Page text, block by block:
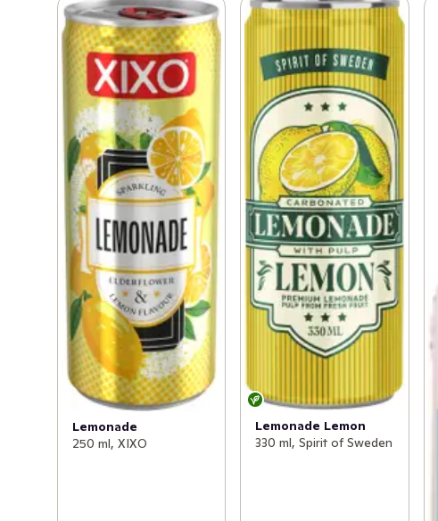
Lemonade
250 ml, XIXO
Lemonade Lemon
330 ml, Spirit of Sweden